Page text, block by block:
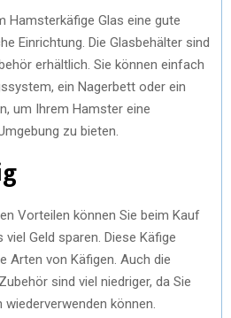
Hamsterkäfige Glas eine gute
Einrichtung. Die Glasbehälter sind
erhältlich. Sie können einfach
ein Nagerbett oder ein
um Ihrem Hamster eine
zu bieten.
Vorteilen können Sie beim Kauf
Geld sparen. Diese Käfige
Arten von Käfigen. Auch die
sind viel niedriger, da Sie
können.